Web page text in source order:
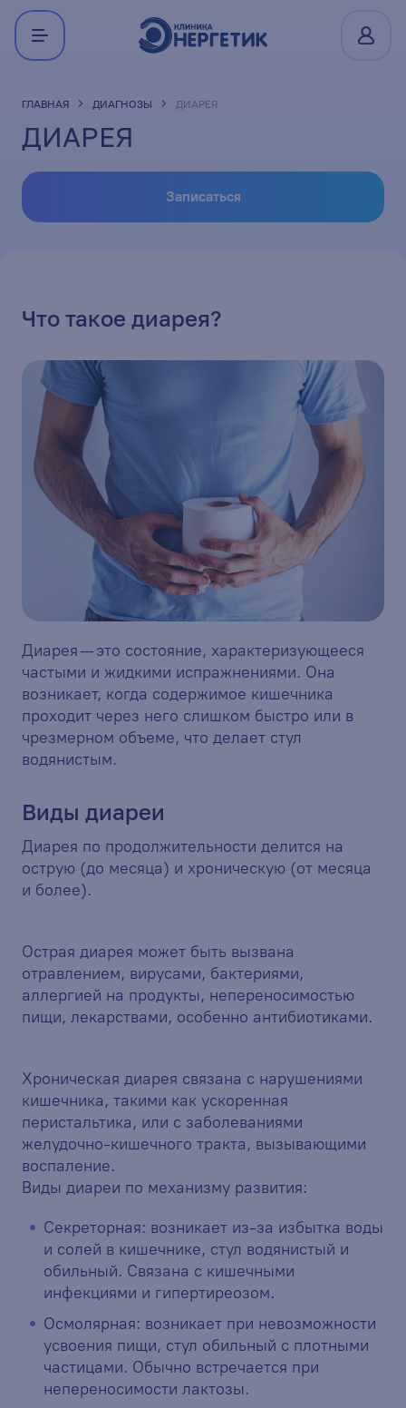
ГЛАВНАЯ ДИАГНОЗЫ ДИАРЕЯ
ДИАРЕЯ
Записаться
Что такое диарея?
Диарея — это состояние, характеризующееся
частыми и жидкими испражнениями. Она
возникает, когда содержимое кишечника
проходит через него слишком быстро или в
чрезмерном объеме, что делает стул
водянистым.
Виды диареи
Диарея по продолжительности делится на
острую (до месяца) и хроническую (от месяца
и более).
Острая диарея может быть вызвана
отравлением, вирусами, бактериями,
аллергией на продукты, непереносимостью
пищи, лекарствами, особенно антибиотиками.
Хроническая диарея связана с нарушениями
кишечника, такими как ускоренная
перистальтика, или с заболеваниями
желудочно-кишечного тракта, вызывающими
воспаление.
Виды диареи по механизму развития:
Секреторная: возникает из-за избытка воды
и солей в кишечнике, стул водянистый и
обильный. Связана с кишечными
инфекциями и гипертиреозом.
Осмолярная: возникает при невозможности
усвоения пищи, стул обильный с плотными
частицами. Обычно встречается при
непереносимости лактозы.